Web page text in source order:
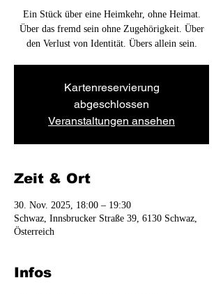
Ein Stück über eine Heimkehr, ohne Heimat.
Über das fremd sein ohne Zugehörigkeit. Über
den Verlust von Identität. Übers allein sein.
Kartenreservierung
abgeschlossen
Veranstaltungen ansehen
Zeit & Ort
30. Nov. 2025, 18:00 – 19:30
Schwaz, Innsbrucker Straße 39, 6130 Schwaz,
Österreich
Infos